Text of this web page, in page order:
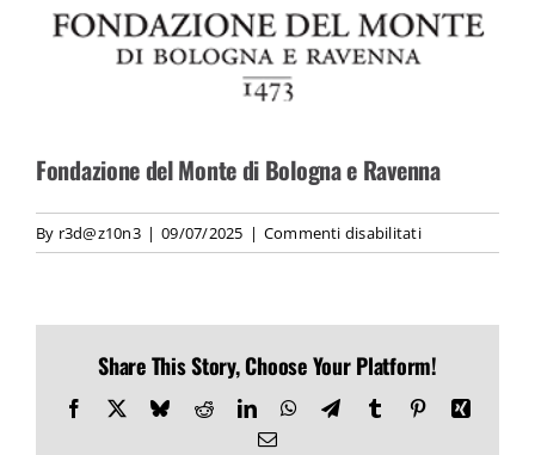
CONTATTI
Fondazione del Monte di Bologna e Ravenna
By r3d@z10n3 | 09/07/2025 | Commenti disabilitatisu
Fondazione
Bologna
Ravenna
Share This Story, Choose Your Platform!
Facebook BlueskyRedditLinkedInWhatsApp
TelegramTumblr PinterestXing
Email